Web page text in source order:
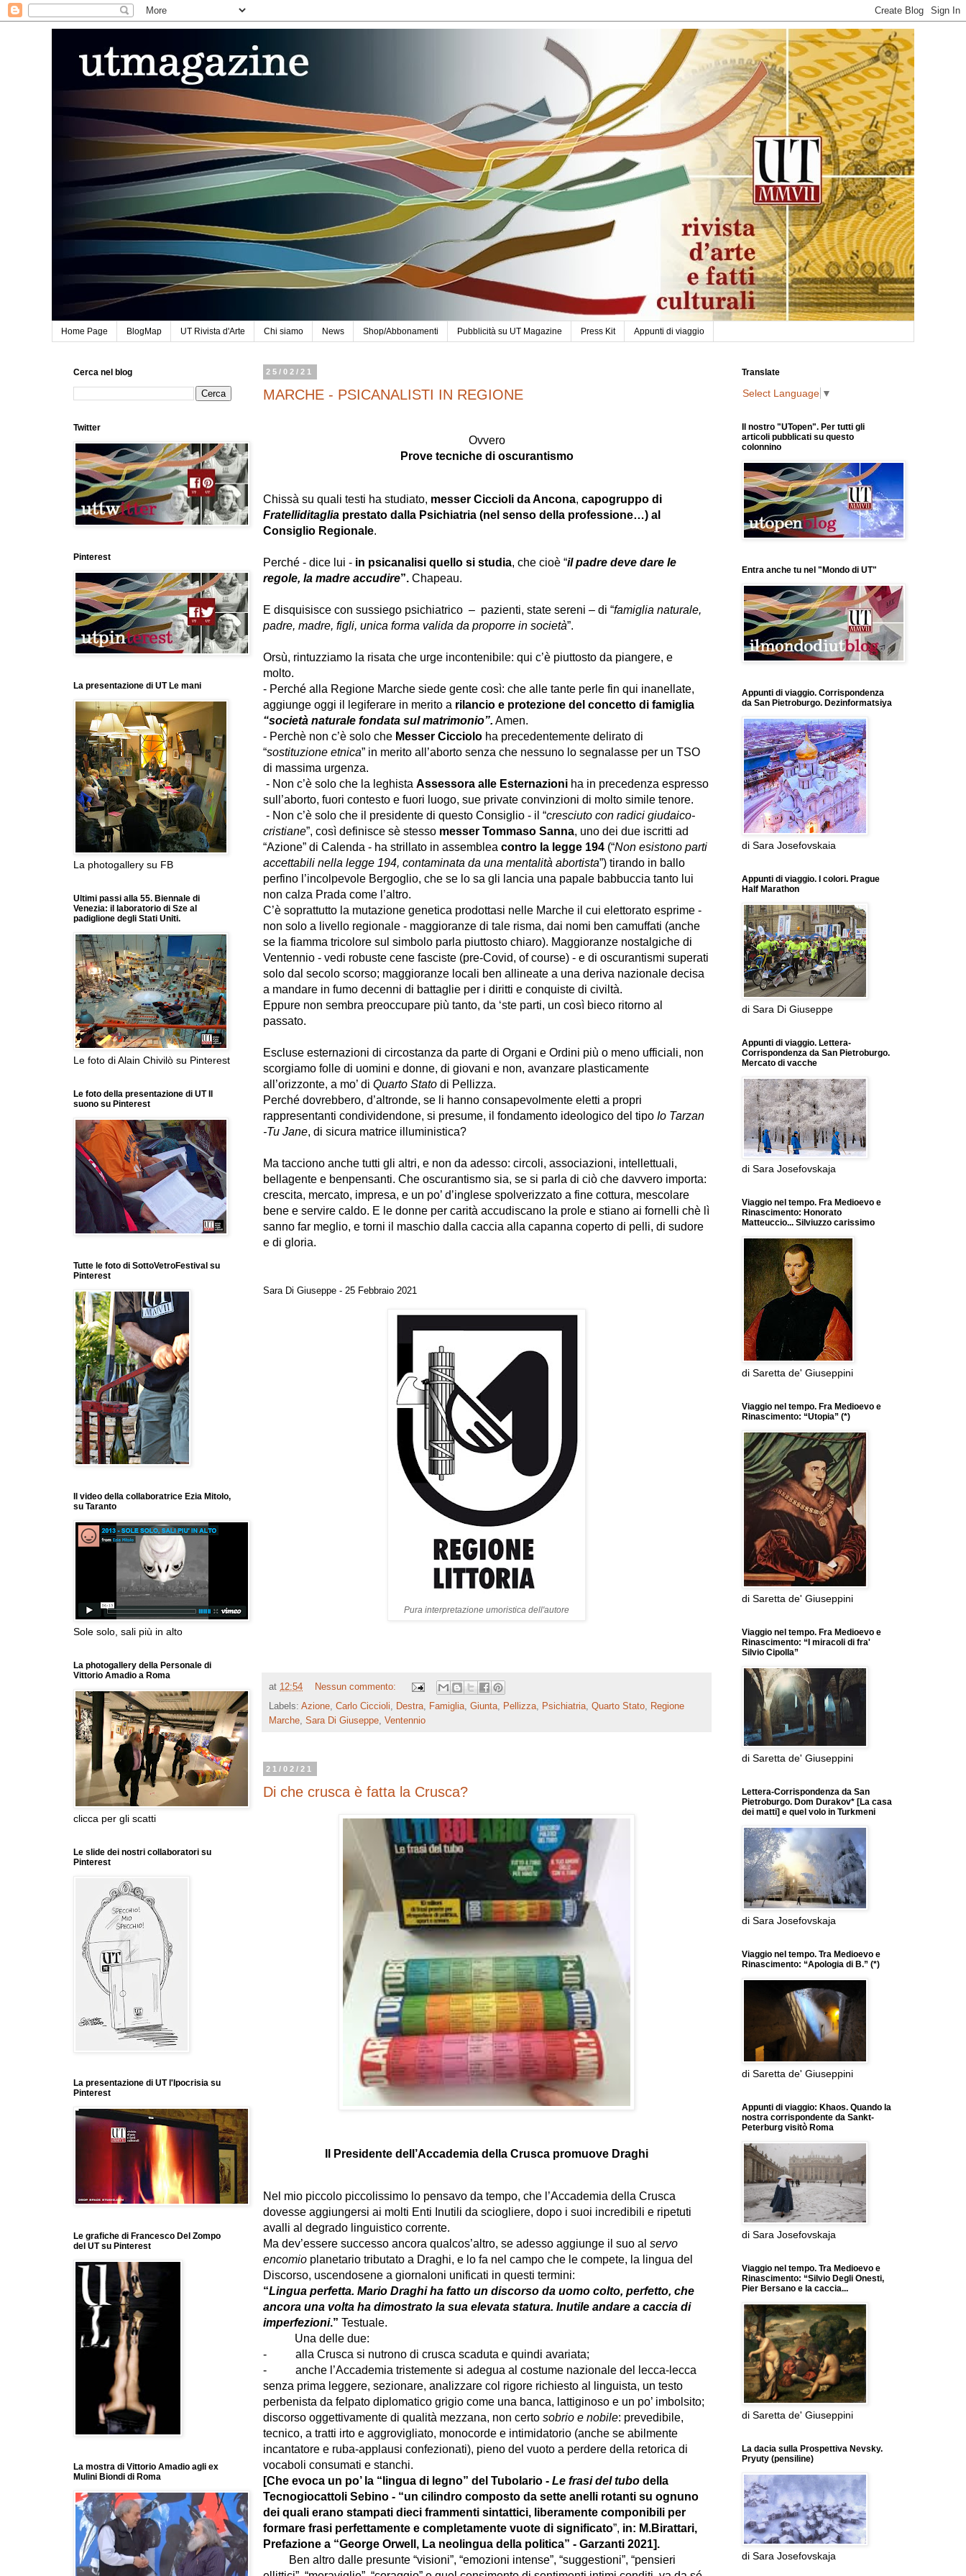
Home Page BlogMap UT Rivista d'Arte Chi siamo News Shop/Abbonamenti Pubblicità su UT Magazine Press Kit Appunti di viaggio
25/02/21
MARCHE - PSICANALISTI IN REGIONE
Ovvero
Prove tecniche di oscurantismo
Chissà su quali testi ha studiato, messer Ciccioli da Ancona, capogruppo di
Fratelliditaglia prestato dalla Psichiatria (nel senso della professione…) al
Consiglio Regionale.
Perché - dice lui - in psicanalisi quello si studia, che cioè “il padre deve dare le
regole, la madre accudire”. Chapeau.
E disquisisce con sussiego psichiatrico – pazienti, state sereni – di “famiglia naturale,
padre, madre, figli, unica forma valida da proporre in società”.
Orsù, rintuzziamo la risata che urge incontenibile: qui c’è piuttosto da piangere, e
molto.
- Perché alla Regione Marche siede gente così: che alle tante perle fin qui inanellate,
aggiunge oggi il legiferare in merito a rilancio e protezione del concetto di famiglia
“società naturale fondata sul matrimonio”. Amen.
- Perchè non c’è solo che Messer Cicciolo ha precedentemente delirato di
“sostituzione etnica” in merito all’aborto senza che nessuno lo segnalasse per un TSO
di massima urgenza.
- Non c’è solo che la leghista Assessora alle Esternazioni ha in precedenza espresso
sull’aborto, fuori contesto e fuori luogo, sue private convinzioni di molto simile tenore.
- Non c’è solo che il presidente di questo Consiglio - il “cresciuto con radici giudaico-
cristiane”, così definisce sè stesso messer Tommaso Sanna, uno dei due iscritti ad
“Azione” di Calenda - ha strillato in assemblea contro la legge 194 (“Non esistono parti
accettabili nella legge 194, contaminata da una mentalità abortista”) tirando in ballo
perfino l’incolpevole Bergoglio, che se lo sa gli lancia una papale babbuccia tanto lui
non calza Prada come l’altro.
C’è soprattutto la mutazione genetica prodottasi nelle Marche il cui elettorato esprime -
non solo a livello regionale - maggioranze di tale risma, dai nomi ben camuffati (anche
se la fiamma tricolore sul simbolo parla piuttosto chiaro). Maggioranze nostalgiche di
Ventennio - vedi robuste cene fasciste (pre-Covid, of course) - e di oscurantismi superati
solo dal secolo scorso; maggioranze locali ben allineate a una deriva nazionale decisa
a mandare in fumo decenni di battaglie per i diritti e conquiste di civiltà.
Eppure non sembra preoccupare più tanto, da ‘ste parti, un così bieco ritorno al
passato.
Escluse esternazioni di circostanza da parte di Organi e Ordini più o meno ufficiali, non
scorgiamo folle di uomini e donne, di giovani e non, avanzare plasticamente
all’orizzonte, a mo’ di Quarto Stato di Pellizza.
Perché dovrebbero, d’altronde, se li hanno consapevolmente eletti a propri
rappresentanti condividendone, si presume, il fondamento ideologico del tipo Io Tarzan
-Tu Jane, di sicura matrice illuministica?
Ma tacciono anche tutti gli altri, e non da adesso: circoli, associazioni, intellettuali,
bellagente e benpensanti. Che oscurantismo sia, se si parla di ciò che davvero importa:
crescita, mercato, impresa, e un po’ d’inglese spolverizzato a fine cottura, mescolare
bene e servire caldo. E le donne per carità accudiscano la prole e stiano ai fornelli chè lì
sanno far meglio, e torni il maschio dalla caccia alla capanna coperto di pelli, di sudore
e di gloria.
Sara Di Giuseppe - 25 Febbraio 2021
Pura interpretazione umoristica dell'autore
at 12:54
Nessun commento:
Labels: Azione, Carlo Ciccioli, Destra, Famiglia, Giunta, Pellizza, Psichiatria, Quarto Stato, Regione
Marche, Sara Di Giuseppe, Ventennio
21/02/21
Di che crusca è fatta la Crusca?
Il Presidente dell’Accademia della Crusca promuove Draghi
Nel mio piccolo piccolissimo lo pensavo da tempo, che l’Accademia della Crusca
dovesse aggiungersi ai molti Enti Inutili da sciogliere, dopo i suoi incredibili e ripetuti
avalli al degrado linguistico corrente.
Ma dev’essere successo ancora qualcos’altro, se adesso aggiunge il suo al servo
encomio planetario tributato a Draghi, e lo fa nel campo che le compete, la lingua del
Discorso, uscendosene a giornaloni unificati in questi termini:
“Lingua perfetta. Mario Draghi ha fatto un discorso da uomo colto, perfetto, che
ancora una volta ha dimostrato la sua elevata statura. Inutile andare a caccia di
imperfezioni.” Testuale.
Una delle due:
-
alla Crusca si nutrono di crusca scaduta e quindi avariata;
-
anche l’Accademia tristemente si adegua al costume nazionale del lecca-lecca
senza prima leggere, sezionare, analizzare col rigore richiesto al linguista, un testo
perbenista da felpato diplomatico grigio come una banca, lattiginoso e un po’ imbolsito;
discorso oggettivamente di qualità mezzana, non certo sobrio e nobile: prevedibile,
tecnico, a tratti irto e aggrovigliato, monocorde e intimidatorio (anche se abilmente
incantatore e ruba-applausi confezionati), pieno del vuoto a perdere della retorica di
vocaboli consumati e stanchi.
[Che evoca un po’ la “lingua di legno” del Tubolario - Le frasi del tubo della
Tecnogiocattoli Sebino - “un cilindro composto da sette anelli rotanti su ognuno
dei quali erano stampati dieci frammenti sintattici, liberamente componibili per
formare frasi perfettamente e completamente vuote di significato”, in: M.Birattari,
Prefazione a “George Orwell, La neolingua della politica” - Garzanti 2021].
Ben altro dalle presunte “visioni”, “emozioni intense”, “suggestioni”, “pensieri
Cerca nel blog
Twitter
Pinterest
La presentazione di UT Le mani
La photogallery su FB
Ultimi passi alla 55. Biennale di
Venezia: il laboratorio di Sze al
padiglione degli Stati Uniti.
Le foto di Alain Chivilò su Pinterest
Le foto della presentazione di UT Il
suono su Pinterest
Tutte le foto di SottoVetroFestival su
Pinterest
Il video della collaboratrice Ezia Mitolo,
su Taranto
Sole solo, sali più in alto
La photogallery della Personale di
Vittorio Amadio a Roma
clicca per gli scatti
Le slide dei nostri collaboratori su
Pinterest
La presentazione di UT l'Ipocrisia su
Pinterest
Le grafiche di Francesco Del Zompo
del UT su Pinterest
La mostra di Vittorio Amadio agli ex
Mulini Biondi di Roma
Translate
Select Language ▼
Il nostro "UTopen". Per tutti gli
articoli pubblicati su questo
colonnino
Entra anche tu nel "Mondo di UT"
Appunti di viaggio. Corrispondenza
da San Pietroburgo. Dezinformatsiya
di Sara Josefovskaia
Appunti di viaggio. I colori. Prague
Half Marathon
di Sara Di Giuseppe
Appunti di viaggio. Lettera-
Corrispondenza da San Pietroburgo.
Mercato di vacche
di Sara Josefovskaja
Viaggio nel tempo. Fra Medioevo e
Rinascimento: Honorato
Matteuccio... Silviuzzo carissimo
di Saretta de' Giuseppini
Viaggio nel tempo. Fra Medioevo e
Rinascimento: “Utopia” (*)
di Saretta de' Giuseppini
Viaggio nel tempo. Fra Medioevo e
Rinascimento: “I miracoli di fra'
Silvio Cipolla”
di Saretta de' Giuseppini
Lettera-Corrispondenza da San
Pietroburgo. Dom Durakov* [La casa
dei matti] e quel volo in Turkmeni
di Sara Josefovskaja
Viaggio nel tempo. Tra Medioevo e
Rinascimento: “Apologia di B.” (*)
di Saretta de' Giuseppini
Appunti di viaggio: Khaos. Quando la
nostra corrispondente da Sankt-
Peterburg visitò Roma
di Sara Josefovskaja
Viaggio nel tempo. Tra Medioevo e
Rinascimento: “Silvio Degli Onesti,
Pier Bersano e la caccia...
di Saretta de' Giuseppini
La dacia sulla Prospettiva Nevsky.
Pryuty (pensiline)
di Sara Josefovskaja